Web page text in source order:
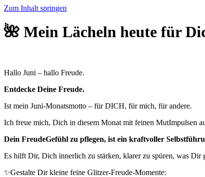
Zum Inhalt springen
🌺 Mein Lächeln heute für
Hallo Juni – hallo Freude.
Entdecke Deine Freude.
Ist mein Juni-Monatsmotto – für DICH, für mich, für andere.
Ich freue mich, Dich in diesem Monat mit feinen MutImpulsen
Dein FreudeGefühl zu pflegen, ist ein kraftvoller
Es hilft Dir, Dich innerlich zu stärken, klarer zu spüren, was Dir
✨Gestalte Dir kleine feine Glitzer-Freude-Momente: